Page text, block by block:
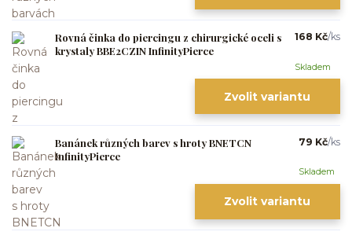
Rovná činka do piercingu z chirurgické oceli s
krystaly BBE2CZIN InfinityPierce
168 Kč/ks
Skladem
Zvolit variantu
Banánek různých barev s hroty BNETCN
InfinityPierce
79 Kč/ks
Skladem
Zvolit variantu